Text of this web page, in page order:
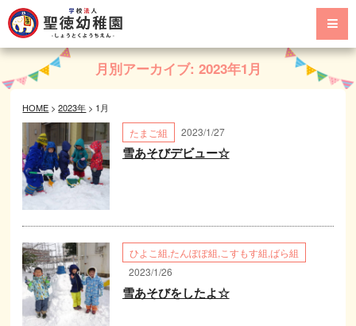
月別アーカイブ: 2023年1月
HOME >2023年 > 1月
たまご組 2023/1/27
雪あそびデビュー☆
ひよこ組,たんぽぽ組, こすもす組,ばら組
2023/1/26
雪あそびをしたよ☆